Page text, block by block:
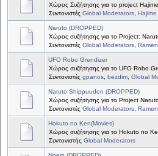
Χώρος Συζήτησης για το project
Συντονιστές Global Moderators
Naruto (DROPPED)
Χώρος συζήτησης για το Project:
Συντονιστές Global Moderators
UFO Robo Grendizer
Χώρος συζήτησης για το UFO Robo
Συντονιστές gpanos bezdim Global
Naruto Shippuuden (DROPPED)
Χώρος συζήτησης για το Project
Συντονιστές Global Moderators
Hokuto no Ken(Movies)
Χώρος συζήτησης για το Hokuto no
Συντονιστής Global Moderators